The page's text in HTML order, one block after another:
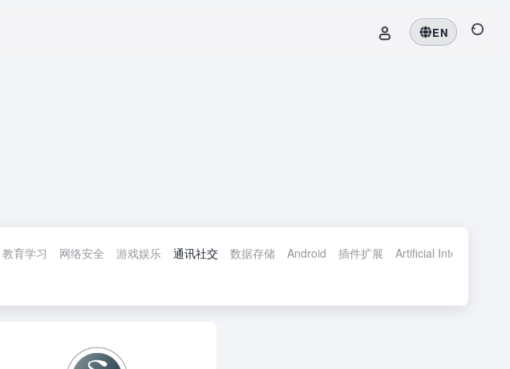
EN
教育学习 网络安全 游戏娱乐 通讯社交 数据存储 Android 插件扩展 Artificial Intelligence